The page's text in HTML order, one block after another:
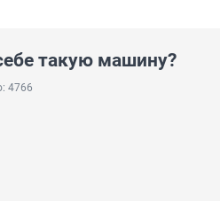
такую машину?
4766